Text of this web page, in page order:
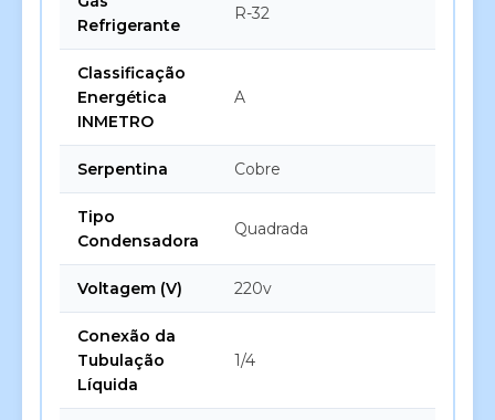
Refrigerante
R-32
Classificação
Energética
INMETRO
A
Serpentina Cobre
Tipo
Condensadora
Quadrada
Voltagem (V) 220v
Conexão da
Tubulação
Líquida
1/4